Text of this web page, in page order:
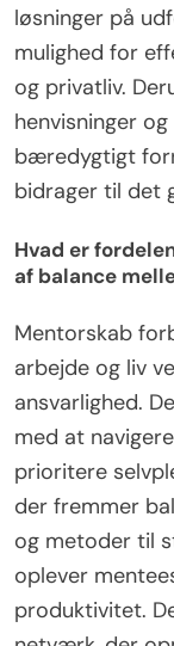
løsninger på
mulighed for
og privatliv.
henvisninger
bæredygtigt
bidrager til det
Hvad er
af balance
Mentorskab
arbejde og liv
ansvarlighed.
med at
prioritere
der fremmer
og metoder til
oplever
produktivitet.